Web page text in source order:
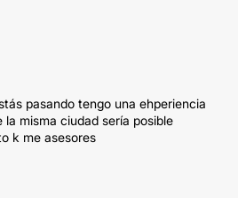
pasando tengo una ehperiencia
misma ciudad sería posible
k me asesores